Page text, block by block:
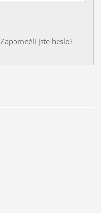
Zapomněli jste heslo?